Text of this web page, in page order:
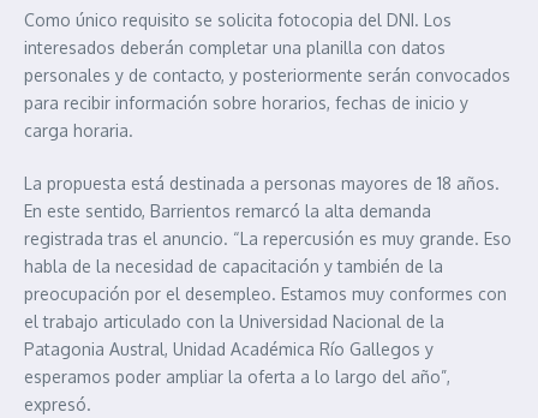
Como único requisito se solicita fotocopia del DNI. Los
interesados deberán completar una planilla con datos
personales y de contacto, y posteriormente serán convocados
para recibir información sobre horarios, fechas de inicio y
carga horaria.
La propuesta está destinada a personas mayores de 18 años.
En este sentido, Barrientos remarcó la alta demanda
registrada tras el anuncio. “La repercusión es muy grande. Eso
habla de la necesidad de capacitación y también de la
preocupación por el desempleo. Estamos muy conformes con
el trabajo articulado con la Universidad Nacional de la
Patagonia Austral, Unidad Académica Río Gallegos y
esperamos poder ampliar la oferta a lo largo del año”,
expresó.